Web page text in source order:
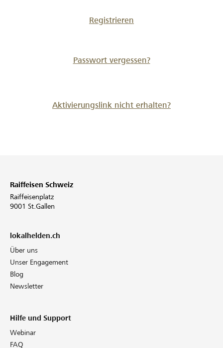
Registrieren
Passwort vergessen?
Aktivierungslink nicht erhalten?
Raiffeisen Schweiz
Raiffeisenplatz
9001 St.Gallen
lokalhelden.ch
Über uns
Unser Engagement
Blog
Newsletter
Hilfe und Support
Webinar
FAQ